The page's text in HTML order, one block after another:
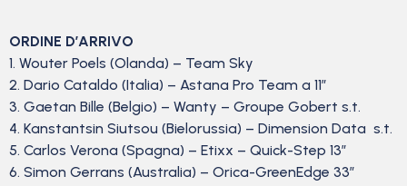
ORDINE D’ARRIVO
1. Wouter Poels (Olanda) – Team Sky
2. Dario Cataldo (Italia) – Astana Pro Team a 11″
3. Gaetan Bille (Belgio) – Wanty – Groupe Gobert s.t.
4. Kanstantsin Siutsou (Bielorussia) – Dimension Data s.t.
5. Carlos Verona (Spagna) – Etixx – Quick-Step 13″
6. Simon Gerrans (Australia) – Orica-GreenEdge 33″